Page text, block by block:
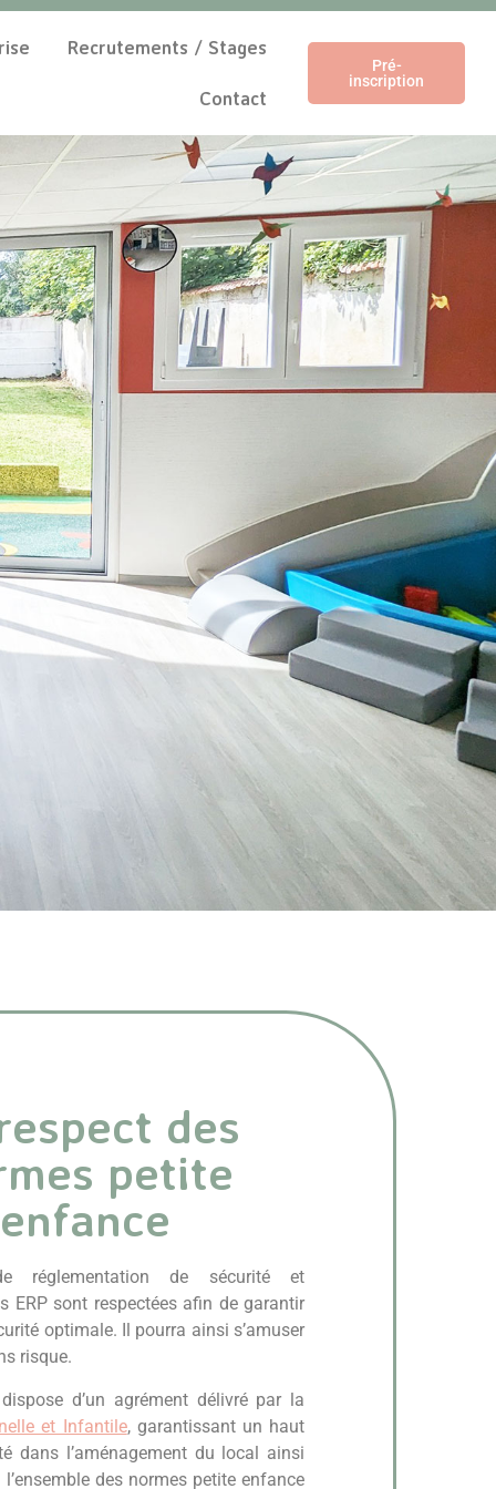
Recrutements / Stages
Contact
Pré-
inscription
et
l’école
a
des
petite
enfance
réglementation de sécurité et
ERP sont respectées afin de garantir
optimale. Il pourra ainsi s’amuser
risque.
d’un agrément délivré par la
et Infantile, garantissant un haut
dans l’aménagement du local ainsi
des normes petite enfance